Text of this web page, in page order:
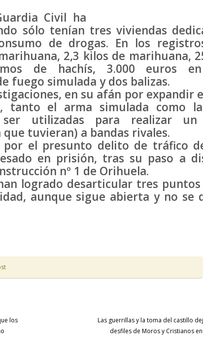
Civil ha
sólo tenían tres viviendas
de drogas. En los
2,3 kilos de marihuana,
de hachís, 3.000 euros
fuego simulada y dos balizas.
en su afán por expandir
tanto el arma simulada como
utilizadas para realizar un
tuvieran) a bandas rivales.
por el presunto delito de tráfico
en prisión, tras su paso a
nº 1 de Orihuela.
logrado desarticular tres
aunque sigue abierta y no se
los
Las guerrillas y la toma del castillo
desfiles de Moros y Cristianos